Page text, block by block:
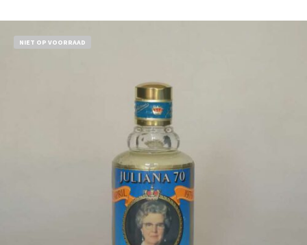
NIET OP VOORRAAD